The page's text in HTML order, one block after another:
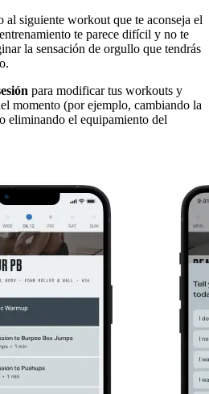
al siguiente workout que te aconseja el
te parece difícil y no te
la sensación de orgullo que tendrás
para modificar tus workouts y
momento (por ejemplo, cambiando la
eliminando el equipamiento del